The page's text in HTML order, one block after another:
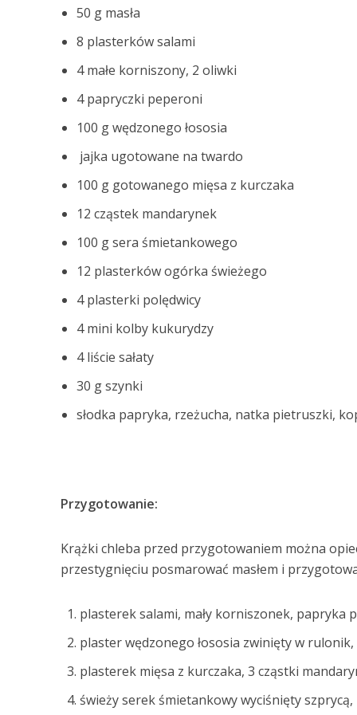
50 g masła
8 plasterków salami
4 małe korniszony, 2 oliwki
4 papryczki peperoni
100 g wędzonego łososia
jajka ugotowane na twardo
100 g gotowanego mięsa z kurczaka
12 cząstek mandarynek
100 g sera śmietankowego
12 plasterków ogórka świeżego
4 plasterki polędwicy
4 mini kolby kukurydzy
4 liście sałaty
30 g szynki
słodka papryka, rzeżucha, natka pietruszki,
Przygotowanie:
Krążki chleba przed przygotowaniem można
przestygnięciu posmarować masłem i
plasterek salami, mały korniszonek, papryka
plaster wędzonego łososia zwinięty w
plasterek mięsa z kurczaka, 3 cząstki
świeży serek śmietankowy wyciśnięty